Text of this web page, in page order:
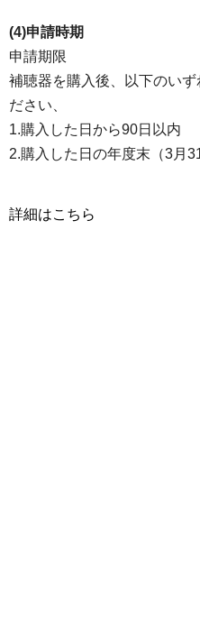
(4)申請時期
申請期限
補聴器を購入後、以下のい
ださい、
1.購入した日から90日以内
2.購入した日の年度末（3月31
詳細はこちら